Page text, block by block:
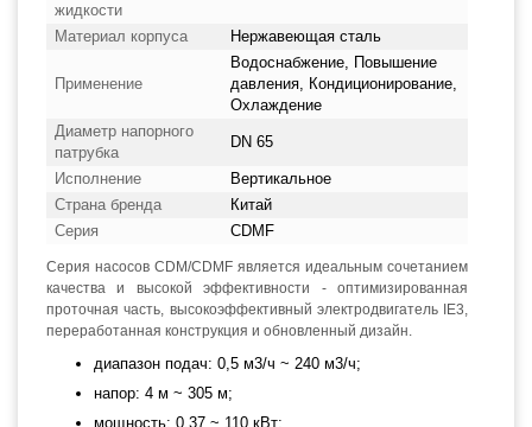
жидкости
Материал корпуса Нержавеющая сталь
Применение
Водоснабжение, Повышение
давления, Кондиционирование,
Охлаждение
Диаметр напорного
патрубка
DN 65
Исполнение
Вертикальное
Страна бренда
Китай
Серия
CDMF
Серия насосов CDM/CDMF является идеальным сочетанием
качества и высокой эффективности - оптимизированная
проточная часть, высокоэффективный электродвигатель IE3,
переработанная конструкция и обновленный дизайн.
диапазон подач: 0,5 м3/ч ~ 240 м3/ч;
напор: 4 м ~ 305 м;
мощность: 0,37 ~ 110 кВт;